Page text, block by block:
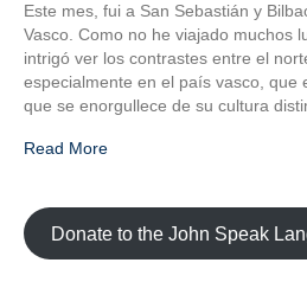
Este mes, fui a San Sebastián y
Vasco. Como no he viajado muchos
intrigó ver los contrastes entre el
especialmente en el país vasco, que
que se enorgullece de su cultura
Read More
Donate to the John Speak